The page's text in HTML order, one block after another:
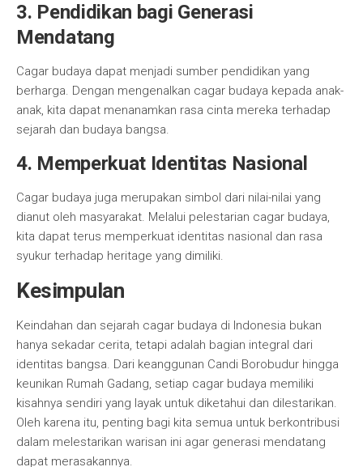
3. Pendidikan bagi Generasi
Mendatang
Cagar budaya dapat menjadi sumber pendidikan yang
berharga. Dengan mengenalkan cagar budaya kepada anak-
anak, kita dapat menanamkan rasa cinta mereka terhadap
sejarah dan budaya bangsa.
4. Memperkuat Identitas Nasional
Cagar budaya juga merupakan simbol dari nilai-nilai yang
dianut oleh masyarakat. Melalui pelestarian cagar budaya,
kita dapat terus memperkuat identitas nasional dan rasa
syukur terhadap heritage yang dimiliki.
Kesimpulan
Keindahan dan sejarah cagar budaya di Indonesia bukan
hanya sekadar cerita, tetapi adalah bagian integral dari
identitas bangsa. Dari keanggunan Candi Borobudur hingga
keunikan Rumah Gadang, setiap cagar budaya memiliki
kisahnya sendiri yang layak untuk diketahui dan dilestarikan.
Oleh karena itu, penting bagi kita semua untuk berkontribusi
dalam melestarikan warisan ini agar generasi mendatang
dapat merasakannya.